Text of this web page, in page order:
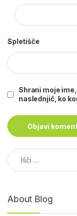
Spletišče
Shrani moje
naslednjič, ko
Išči:
About Blog